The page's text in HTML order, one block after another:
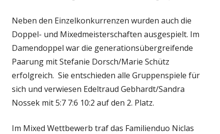
Neben den Einzelkonkurrenzen wurden auch die
Doppel- und Mixedmeisterschaften ausgespielt. Im
Damendoppel war die generationsübergreifende
Paarung mit Stefanie Dorsch/Marie Schütz
erfolgreich. Sie entschieden alle Gruppenspiele für
sich und verwiesen Edeltraud Gebhardt/Sandra
Nossek mit 5:7 7:6 10:2 auf den 2. Platz.
Im Mixed Wettbewerb traf das Familienduo Niclas